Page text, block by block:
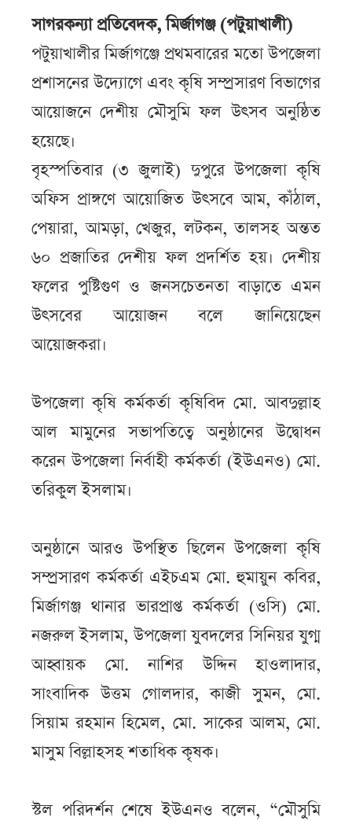
সাগরকন্যা প্রতিবেদক, মির্জাগঞ্জ (পটুয়াখালী)
পটুয়াখালীর মির্জাগঞ্জে প্রথমবারের মতো উপজেলা
প্রশাসনের উদ্যোগে এবং কৃষি সম্প্রসারণ বিভাগের
আয়োজনে দেশীয় মৌসুমি ফল উৎসব অনুষ্ঠিত
হয়েছে।
বৃহস্পতিবার (৩ জুলাই) দুপুরে উপজেলা কৃষি
অফিস প্রাঙ্গণে আয়োজিত উৎসবে আম, কাঁঠাল,
পেয়ারা, আমড়া, খেজুর, লটকন, তালসহ অন্তত
৬০ প্রজাতির দেশীয় ফল প্রদর্শিত হয়। দেশীয়
ফলের পুষ্টিগুণ ও জনসচেতনতা বাড়াতে এমন
উৎসবের আয়োজন বলে জানিয়েছেন
আয়োজকরা।
উপজেলা কৃষি কর্মকর্তা কৃষিবিদ মো. আবদুল্লাহ
আল মামুনের সভাপতিত্বে অনুষ্ঠানের উদ্বোধন
করেন উপজেলা নির্বাহী কর্মকর্তা (ইউএনও) মো.
তরিকুল ইসলাম।
অনুষ্ঠানে আরও উপস্থিত ছিলেন উপজেলা কৃষি
সম্প্রসারণ কর্মকর্তা এইচএম মো. হুমায়ুন কবির,
মির্জাগঞ্জ থানার ভারপ্রাপ্ত কর্মকর্তা (ওসি) মো.
নজরুল ইসলাম, উপজেলা যুবদলের সিনিয়র যুগ্ম
আহ্বায়ক মো. নাশির উদ্দিন হাওলাদার,
সাংবাদিক উত্তম গোলদার, কাজী সুমন, মো.
সিয়াম রহমান হিমেল, মো. সাকের আলম, মো.
মাসুম বিল্লাহসহ শতাধিক কৃষক।
স্টল পরিদর্শন শেষে ইউএনও বলেন, “মৌসুমি